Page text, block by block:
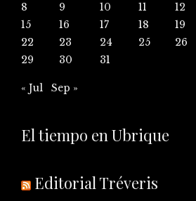
8
9 10 11 12
15
16 17 18 19
22
23 24 25 26
29
30 31
« Jul Sep »
El tiempo en Ubrique
Editorial Tréveris